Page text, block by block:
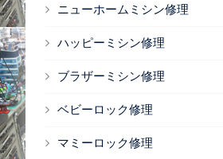
ニューホームミシン修理
ハッピーミシン修理
ブラザーミシン修理
ベビーロック修理
マミーロック修理